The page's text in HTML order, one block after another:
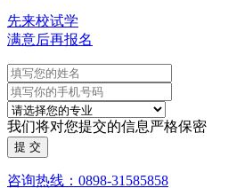
先来校试学
满意后再报名
我们将对您提交的信息严格保密
咨询热线：0898-31585858